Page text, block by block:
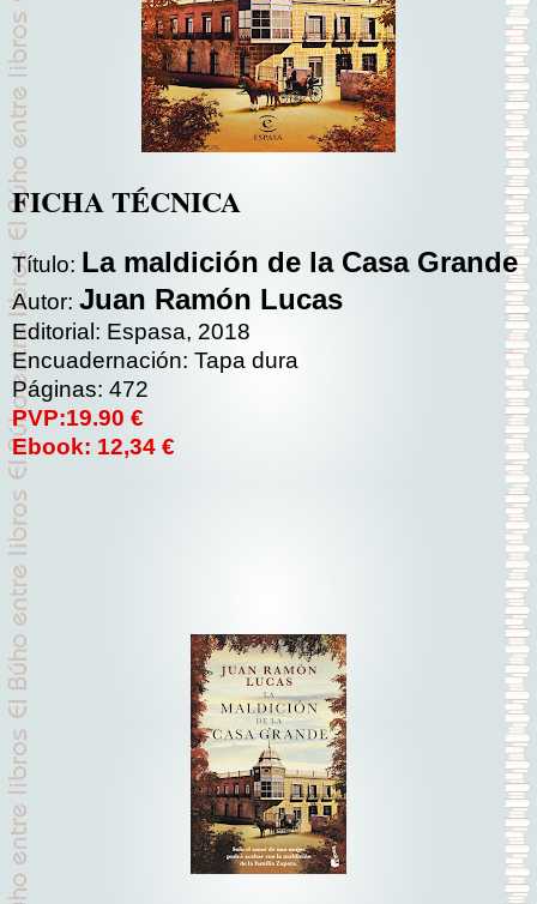
FICHA TÉCNICA
Título: La maldición de la Casa Grande
Autor: Juan Ramón Lucas
Editorial: Espasa, 2018
Encuadernación: Tapa dura
Páginas: 472
PVP:19.90 €
Ebook: 12,34 €